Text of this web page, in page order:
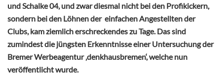
und Schalke 04, und zwar diesmal nicht bei den Profikickern,
sondern bei den Löhnen der einfachen Angestellten der
Clubs, kam ziemlich erschreckendes zu Tage. Das sind
zumindest die jüngsten Erkenntnisse einer Untersuchung der
Bremer Werbeagentur ‚denkhausbremen‘, welche nun
veröffentlicht wurde.